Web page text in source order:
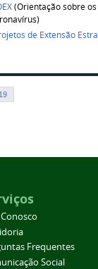
(Orientação sobre
)
de Extensão
Frequentes
Social